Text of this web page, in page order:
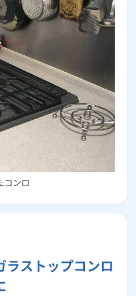
コンロ
ラストップコンロ